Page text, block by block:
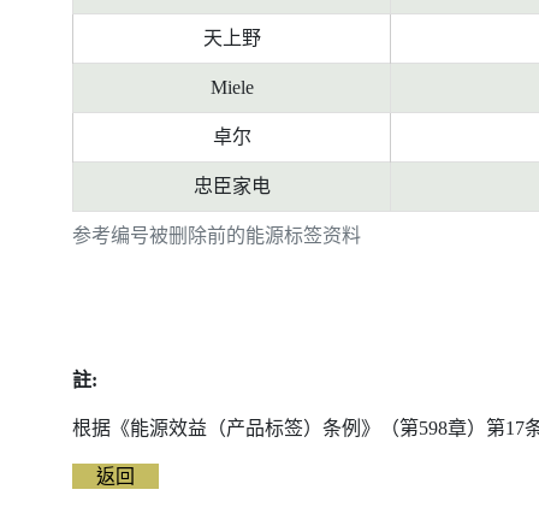
参考编号被删除前的能源标签资料
天上野
Miele
卓尔
忠臣家电
註:
根据《能源效益（产品标签）条例》（第598章）第
返回